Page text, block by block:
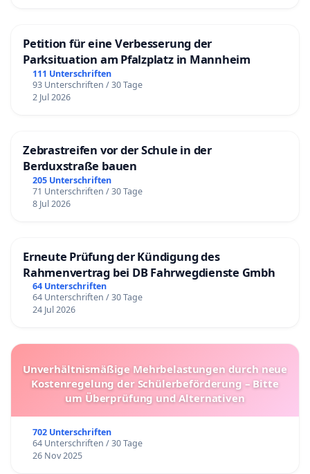
Petition für eine Verbesserung der
Parksituation am Pfalzplatz in Mannheim
111 Unterschriften
93 Unterschriften / 30 Tage
2 Jul 2026
Zebrastreifen vor der Schule in der
Berduxstraße bauen
205 Unterschriften
71 Unterschriften / 30 Tage
8 Jul 2026
Erneute Prüfung der Kündigung des
Rahmenvertrag bei DB Fahrwegdienste Gmbh
64 Unterschriften
64 Unterschriften / 30 Tage
24 Jul 2026
Unverhältnismäßige Mehrbelastungen durch neue
Kostenregelung der Schülerbeförderung – Bitte
um Überprüfung und Alternativen
702 Unterschriften
64 Unterschriften / 30 Tage
26 Nov 2025